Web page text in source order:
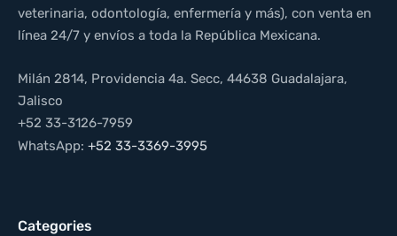
veterinaria, odontología, enfermería y más), con venta en
línea 24/7 y envíos a toda la República Mexicana.
Milán 2814, Providencia 4a. Secc, 44638 Guadalajara,
Jalisco
+52 33-3126-7959
WhatsApp: +52 33-3369-3995
Categories